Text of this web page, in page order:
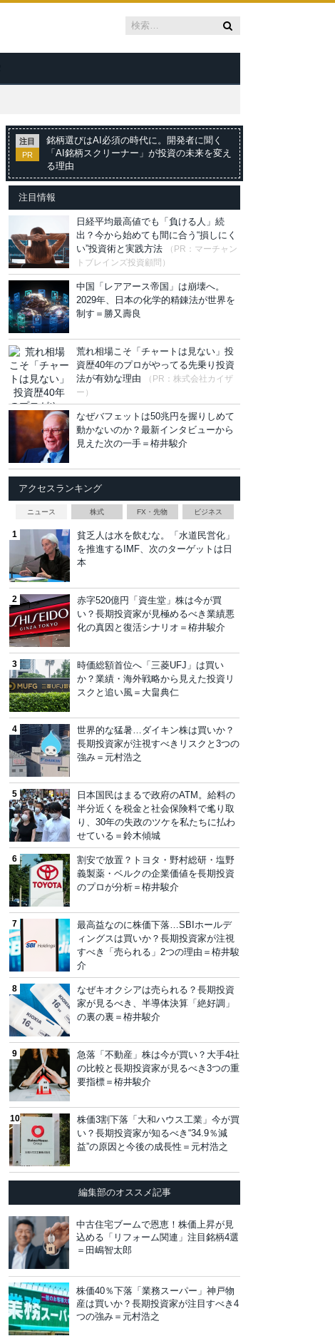
注目
PR
銘柄選びはAI必須の時代に。開発者に聞く
「AI銘柄スクリーナー」が投資の未来を変え
る理由
注目情報
日経平均最高値でも「負ける人」続
出？今から始めても間に合う“損しにく
い”投資術と実践方法
（PR：マーチャン
トブレインズ投資顧問）
中国「レアアース帝国」は崩壊へ。
2029年、日本の化学的精錬法が世界を
制す＝勝又壽良
荒れ相場こそ「チャートは見ない」投
資歴40年のプロがやってる先乗り投資
法が有効な理由
（PR：株式会社カイザ
ー）
なぜバフェットは50兆円を握りしめて
動かないのか？最新インタビューから
見えた次の一手＝栫井駿介
アクセスランキング
ニュース 株式 FX・先物 ビジネス
貧乏人は水を飲むな。「水道民営化」
を推進するIMF、次のターゲットは日
本
赤字520億円「資生堂」株は今が買
い？長期投資家が見極めるべき業績悪
化の真因と復活シナリオ＝栫井駿介
時価総額首位へ「三菱UFJ」は買い
か？業績・海外戦略から見えた投資リ
スクと追い風＝大畠典仁
世界的な猛暑…ダイキン株は買いか？
長期投資家が注視すべきリスクと3つの
強み＝元村浩之
日本国民はまるで政府のATM。給料の
半分近くを税金と社会保険料で毟り取
り、30年の失政のツケを私たちに払わ
せている＝鈴木傾城
割安で放置？トヨタ・野村総研・塩野
義製薬・ベルクの企業価値を長期投資
のプロが分析＝栫井駿介
最高益なのに株価下落…SBIホールデ
ィングスは買いか？長期投資家が注視
すべき「売られる」2つの理由＝栫井駿
介
なぜキオクシアは売られる？長期投資
家が見るべき、半導体決算「絶好調」
の裏の裏＝栫井駿介
急落「不動産」株は今が買い？大手4社
の比較と長期投資家が見るべき3つの重
要指標＝栫井駿介
株価3割下落「大和ハウス工業」今が買
い？長期投資家が知るべき“34.9％減
益”の原因と今後の成長性＝元村浩之
編集部のオススメ記事
中古住宅ブームで恩恵！株価上昇が見
込める「リフォーム関連」注目銘柄4選
＝田嶋智太郎
株価40％下落「業務スーパー」神戸物
産は買いか？長期投資家が注目すべき4
つの強み＝元村浩之